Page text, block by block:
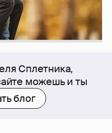
Сплетника,
можешь и ты
блог